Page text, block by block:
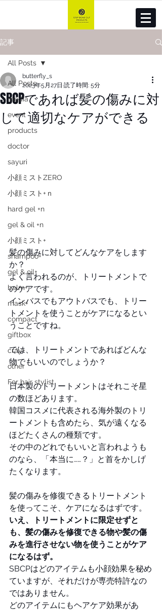
記事
All Posts
media
event
products
doctor
sayuri
小顔ミストZERO
小顔ミスト+ｎ
hard gel +n
gel & oil +n
小顔ミスト+
shampoo+
gel & oil+
balm+
mask+
compact
giftbox
cray+
other
For hair stylist
All Posts
SBCPであれば髪の傷みに対
して適切なケアができる
butterfly_s
2023年5月27日 読了時間: 5分
髪の傷みに対してどんなケアをします
か？
よく言われるのが、トリートメントで
のケアです。
インバスでもアウトバスでも、トリー
トメントを使うことがケアになるとい
うことですね。
では、トリートメントであればどんな
物でもいいのでしょうか？
日本製のトリートメントはそれこそ星
の数ほどあります。
韓国コスメに代表される海外製のトリ
ートメントも含めたら、気が遠くなる
ほどたくさんの種類です。
その中のどれでもいいと言われようも
のなら、「本当に……？」と首をかしげ
たくなります。
髪の傷みを修復できるトリートメント
を使ってこそ、ケアになるはずです。
いえ、トリートメントに限定せずと
も、髪の傷みを修復できる物や髪の傷
みを進行させない物を使うことがケア
になるはず。
SBCPはどのアイテムも小顔効果を秘め
ていますが、それだけが専売特許なの
ではありません。
どのアイテムにもヘアケア効果があ